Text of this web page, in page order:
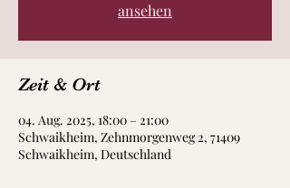
ansehen
Zeit & Ort
04. Aug. 2025, 18:00 – 21:00
Schwaikheim, Zehnmorgenweg 2, 71409
Schwaikheim, Deutschland